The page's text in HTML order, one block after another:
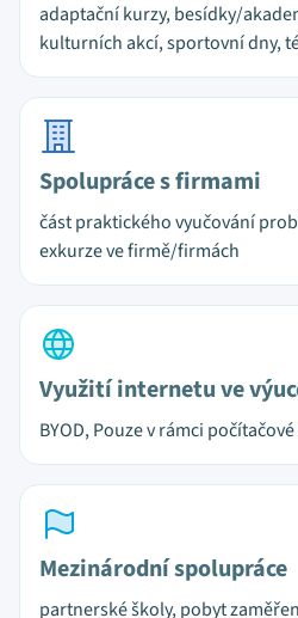
adaptační kurzy, besídky/
kulturních akcí, sportovní dny,
Spolupráce s firmami
část praktického vyučování
exkurze ve firmě/firmách
Využití internetu ve
BYOD, Pouze v rámci
Mezinárodní spolupráce
partnerské školy, pobyt